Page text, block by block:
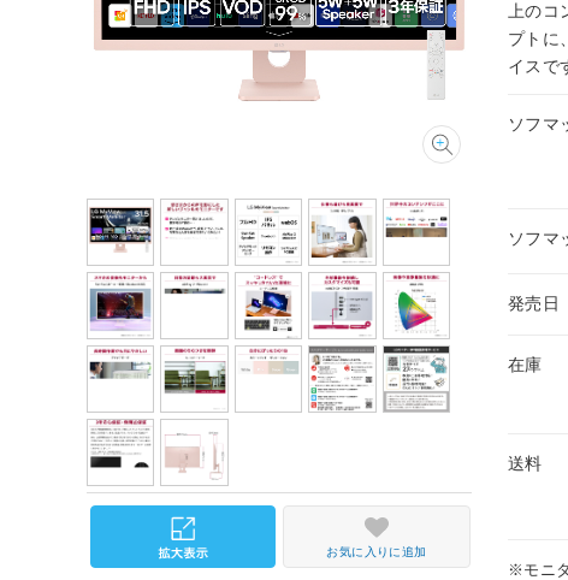
上の
プトに
イスで
ソフマ
ソフマ
発売日
在庫
送料
※モニ
お気に入りに追加